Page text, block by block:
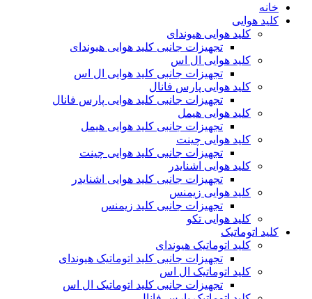
خانه
کلید هوایی
کلید هوایی هیوندای
تجهیزات جانبی کلید هوایی هیوندای
کلید هوایی ال اس
تجهیزات جانبی کلید هوایی ال اس
کلید هوایی پارس فانال
تجهیزات جانبی کلید هوایی پارس فانال
کلید هوایی هیمل
تجهیزات جانبی کلید هوایی هیمل
کلید هوایی چینت
تجهیزات جانبی کلید هوایی چینت
کلید هوایی اشنایدر
تجهیزات جانبی کلید هوایی اشنایدر
کلید هوایی زیمنس
تجهیزات جانبی کلید زیمنس
کلید هوایی تکو
کلید اتوماتیک
کلید اتوماتیک هیوندای
تجهیزات جانبی کلید اتوماتیک هیوندای
کلید اتوماتیک ال اس
تجهیزات جانبی کلید اتوماتیک ال اس